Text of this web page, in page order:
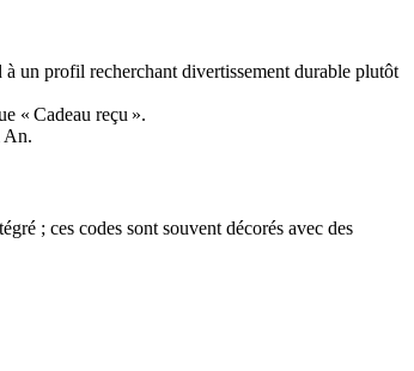
un profil recherchant divertissement durable plutôt
« Cadeau reçu ».
An.
; ces codes sont souvent décorés avec des